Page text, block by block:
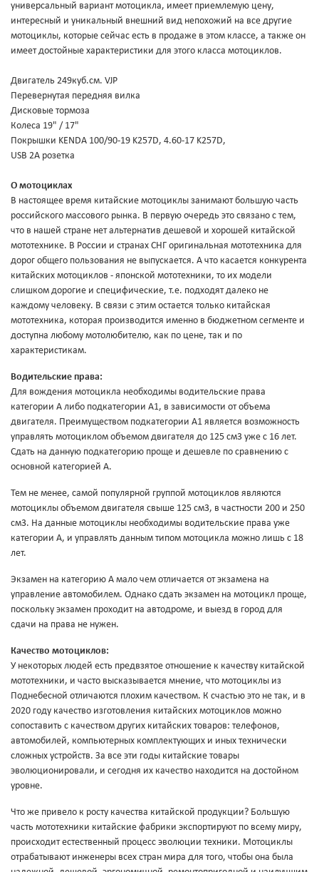
универсальный вариант мотоцикла, имеет приемлемую цену,
интересный и уникальный внешний вид непохожий на все другие
мотоциклы, которые сейчас есть в продаже в этом классе, а также он
имеет достойные характеристики для этого класса мотоциклов.
Двигатель 249куб.см. VJP
Перевернутая передняя вилка
Дисковые тормоза
Колеса 19" / 17"
Покрышки KENDA 100/90-19 K257D, 4.60-17 K257D,
USB 2A розетка
О мотоциклах
В настоящее время китайские мотоциклы занимают большую часть
российского массового рынка. В первую очередь это связано с тем,
что в нашей стране нет альтернатив дешевой и хорошей китайской
мототехнике. В России и странах СНГ оригинальная мототехника для
дорог общего пользования не выпускается. А что касается конкурента
китайских мотоциклов - японской мототехники, то их модели
слишком дорогие и специфические, т.е. подходят далеко не
каждому человеку. В связи с этим остается только китайская
мототехника, которая производится именно в бюджетном сегменте и
доступна любому мотолюбителю, как по цене, так и по
характеристикам.
Водительские права:
Для вождения мотоцикла необходимы водительские права
категории A либо подкатегории A1, в зависимости от объема
двигателя. Преимуществом подкатегории A1 является возможность
управлять мотоциклом объемом двигателя до 125 см3 уже с 16 лет.
Сдать на данную подкатегорию проще и дешевле по сравнению с
основной категорией A.
Тем не менее, самой популярной группой мотоциклов являются
мотоциклы объемом двигателя свыше 125 см3, в частности 200 и 250
см3. На данные мотоциклы необходимы водительские права уже
категории A, и управлять данным типом мотоцикла можно лишь с 18
лет.
Экзамен на категорию A мало чем отличается от экзамена на
управление автомобилем. Однако сдать экзамен на мотоцикл проще,
поскольку экзамен проходит на автодроме, и выезд в город для
сдачи на права не нужен.
Качество мотоциклов:
У некоторых людей есть предвзятое отношение к качеству китайской
мототехники, и часто высказывается мнение, что мотоциклы из
Поднебесной отличаются плохим качеством. К счастью это не так, и в
2020 году качество изготовления китайских мотоциклов можно
сопоставить с качеством других китайских товаров: телефонов,
автомобилей, компьютерных комплектующих и иных технически
сложных устройств. За все эти годы китайские товары
эволюционировали, и сегодня их качество находится на достойном
уровне.
Что же привело к росту качества китайской продукции? Большую
часть мототехники китайские фабрики экспортируют по всему миру,
происходит естественный процесс эволюции техники. Мотоциклы
отрабатывают инженеры всех стран мира для того, чтобы она была